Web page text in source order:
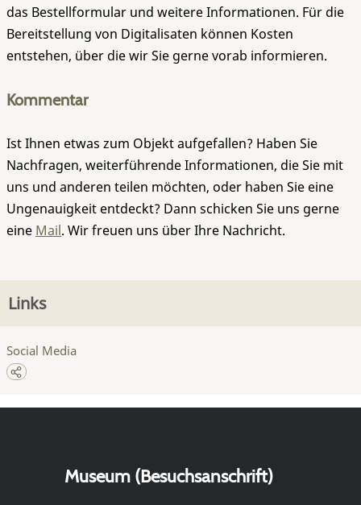
das Bestellformular und weitere Informationen. Für die
Bereitstellung von Digitalisaten können Kosten
entstehen, über die wir Sie gerne vorab informieren.
Kommentar
Ist Ihnen etwas zum Objekt aufgefallen? Haben Sie
Nachfragen, weiterführende Informationen, die Sie mit
uns und anderen teilen möchten, oder haben Sie eine
Ungenauigkeit entdeckt? Dann schicken Sie uns gerne
eine Mail. Wir freuen uns über Ihre Nachricht.
Links
Social Media
Museum (Besuchsanschrift)